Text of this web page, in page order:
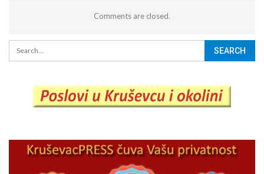
Comments are closed.